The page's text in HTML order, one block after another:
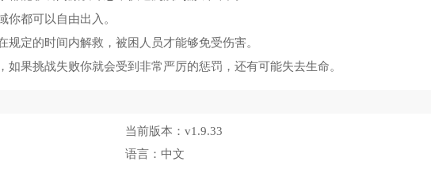
你都可以自由出入。
定的时间内解救，被困人员才能够免受伤害。
果挑战失败你就会受到非常严厉的惩罚，还有可能失去生命。
当前版本： v1.9.33
语言： 中文